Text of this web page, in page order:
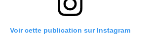
Voir cette publication sur Instagram